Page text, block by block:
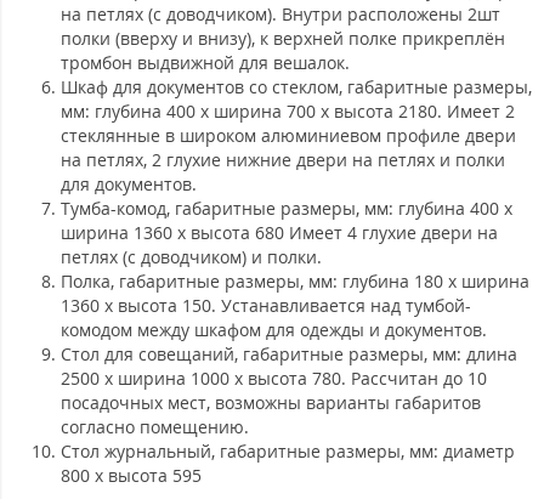
на петлях (с доводчиком). Внутри расположены 2шт
полки (вверху и внизу), к верхней полке прикреплён
тромбон выдвижной для вешалок.
Шкаф для документов со стеклом, габаритные размеры,
мм: глубина 400 х ширина 700 х высота 2180. Имеет 2
стеклянные в широком алюминиевом профиле двери
на петлях, 2 глухие нижние двери на петлях и полки
для документов.
Тумба-комод, габаритные размеры, мм: глубина 400 х
ширина 1360 х высота 680 Имеет 4 глухие двери на
петлях (с доводчиком) и полки.
Полка, габаритные размеры, мм: глубина 180 х ширина
1360 х высота 150. Устанавливается над тумбой-
комодом между шкафом для одежды и документов.
Стол для совещаний, габаритные размеры, мм: длина
2500 х ширина 1000 х высота 780. Рассчитан до 10
посадочных мест, возможны варианты габаритов
согласно помещению.
Стол журнальный, габаритные размеры, мм: диаметр
800 х высота 595